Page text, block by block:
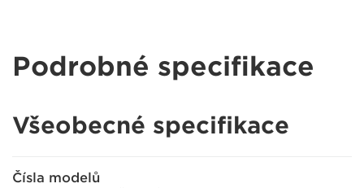
Podrobné specifikace
Všeobecné specifikace
Čísla modelů